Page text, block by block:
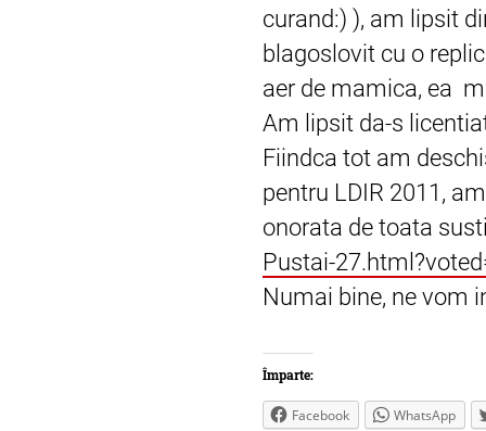
curand:) ), am lipsit
blagoslovit cu o
aer de mamica, ea
Am lipsit da-s
Fiindca tot am
pentru LDIR 2011,
onorata de toata
Pustai-
Numai bine, ne vom
Împarte:
Facebook WhatsApp